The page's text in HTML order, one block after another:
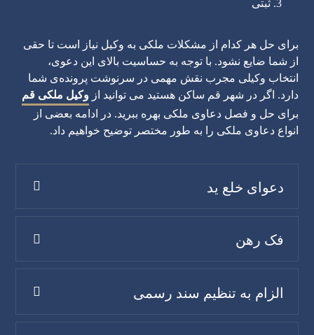
ثبتی
برای حل هر کدام از مشکلات ملکی به وکیل نیاز است تا حقی
از شما ضایع نشود. با توجه به حساسیت بالای این دعوی،
انتخاب وکیلی مجرب نقش مهمی در سرنوشت پرونده‌ی شما
دارد. اگر در شهر قم ساکن هستید می توانید ازوکیل ملکی قم
برای حل و فصل دعاوی ملکی بهره ببرید. در ادامه بعضی از
انواع دعاوی ملکی را به طور مختصر توضیح خواهیم داد.
دعوای خلع ید
فک رهن
الزام به تنظیم سند رسمی